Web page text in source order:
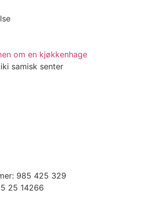
om en kjøkkenhage
samisk senter
985 425 329
25 14266